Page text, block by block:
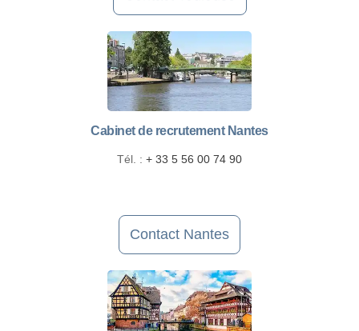
Cabinet de recrutement Nantes
Tél. : + 33 5 56 00 74 90
Contact Nantes